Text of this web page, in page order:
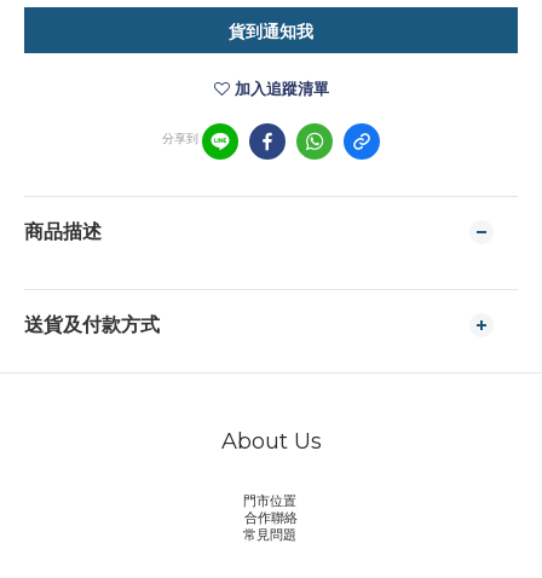
貨到通知我
加入追蹤清單
分享到
商品描述
送貨及付款方式
About Us
門市位置
合作聯絡
常見問題